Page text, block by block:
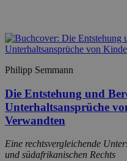
Philipp Semmann
Die Entstehung und
Unterhaltsansprüche
Verwandten
Eine rechtsvergleichende
und südafrikanischen Rechts